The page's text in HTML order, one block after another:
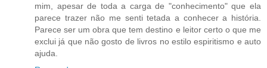
mim, apesar de toda a carga de "conhecimento" que ela
parece trazer não me senti tetada a conhecer a história.
Parece ser um obra que tem destino e leitor certo o que me
exclui já que não gosto de livros no estilo espiritismo e auto
ajuda.